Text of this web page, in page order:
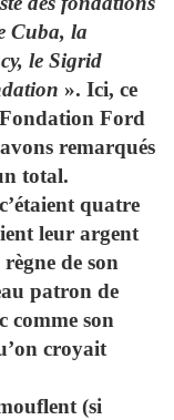
Cuba, la
le Sigrid
». Ici, ce
Ford
remarqués
total.
quatre
leur argent
de son
patron de
comme son
croyait
(si